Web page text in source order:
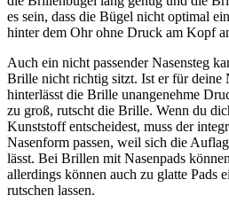
es sein, dass die Bügel nicht optimal
hinter dem Ohr ohne Druck am Kopf
Auch ein nicht passender Nasensteg
Brille nicht richtig sitzt. Ist er für deine
hinterlässt die Brille unangenehme
zu groß, rutscht die Brille. Wenn du
Kunststoff entscheidest, muss der
Nasenform passen, weil sich die
lässt. Bei Brillen mit Nasenpads
allerdings können auch zu glatte Pads
rutschen lassen.